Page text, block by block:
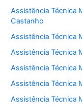
Assistência Técnica
Castanho
Assistência Técnica
Assistência Técnica
Assistência Técnica
Assistência Técnica
Assistência Técnica